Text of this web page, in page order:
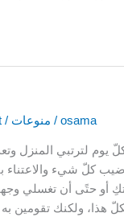
/ منوعات /osama
يوم لترتبي المنزل
كلّ شيء والاعتناء
أو حتًى أن تغسلي
هذا، ولكنك تقومين